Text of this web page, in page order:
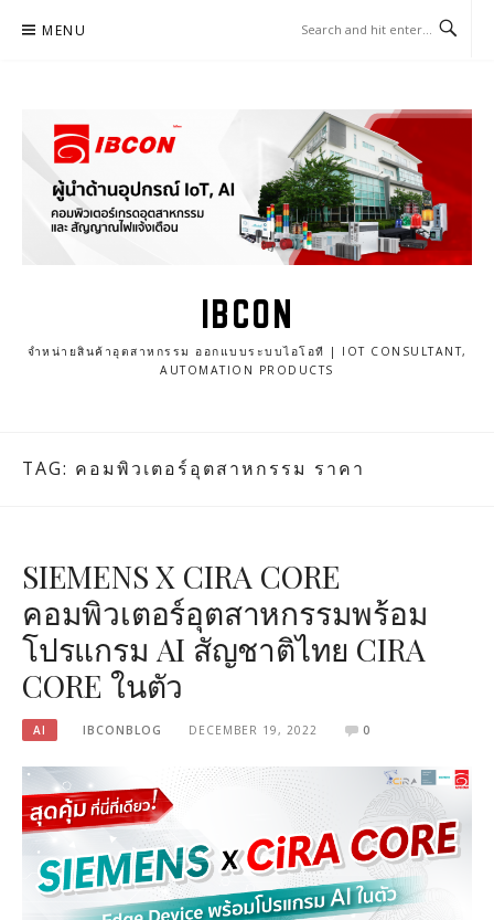
MENU
IBCON
จำหน่ายสินค้าอุตสาหกรรม ออกแบบระบบไอโอที | IOT CONSULTANT,
AUTOMATION PRODUCTS
TAG: คอมพิวเตอร์อุตสาหกรรม ราคา
SIEMENS X CIRA CORE
คอมพิวเตอร์อุตสาหกรรมพร้อม
โปรแกรม AI สัญชาติไทย CIRA
CORE ในตัว
AI IBCONBLOG DECEMBER 19, 2022 0